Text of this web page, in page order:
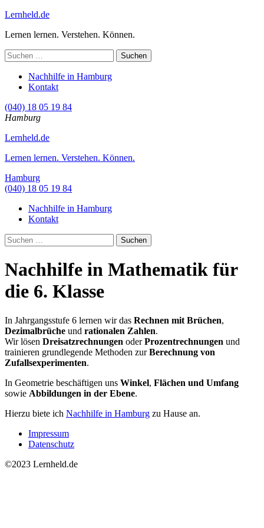
Skip
content
Enter)
Lernheld.de
Lernen lernen. Verstehen. Können.
Suchen
nach:
Nachhilfe in Hamburg
Kontakt
(040) 18 05 19 84
Hamburg
Lernheld.de
Lernen lernen. Verstehen. Können.
Hamburg
(040) 18 05 19 84
Nachhilfe in Hamburg
Kontakt
Suchen
nach:
Nachhilfe in Mathematik für
die 6. Klasse
In Jahrgangsstufe 6 lernen wir das Rechnen mit Brüchen,
Dezimalbrüche und rationalen Zahlen.
Wir lösen Dreisatzrechnungen oderProzentrechnungen und
trainieren grundlegende Methoden zurBerechnung von
Zufallsexperimenten.
In Geometrie beschäftigen uns Winkel, Flächen und Umfang
sowie Abbildungen in der Ebene.
Hierzu biete ich Nachhilfe in Hamburg zu Hause an.
Impressum
Datenschutz
©2023 Lernheld.de